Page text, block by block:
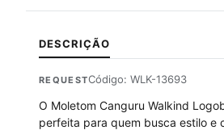
DESCRIÇÃO
REQUESTCódigo: WLK-13693
O Moletom Canguru Walkind
perfeita para quem busca estilo e